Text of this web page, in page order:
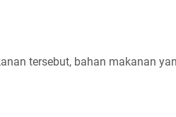
tersebut, bahan makanan